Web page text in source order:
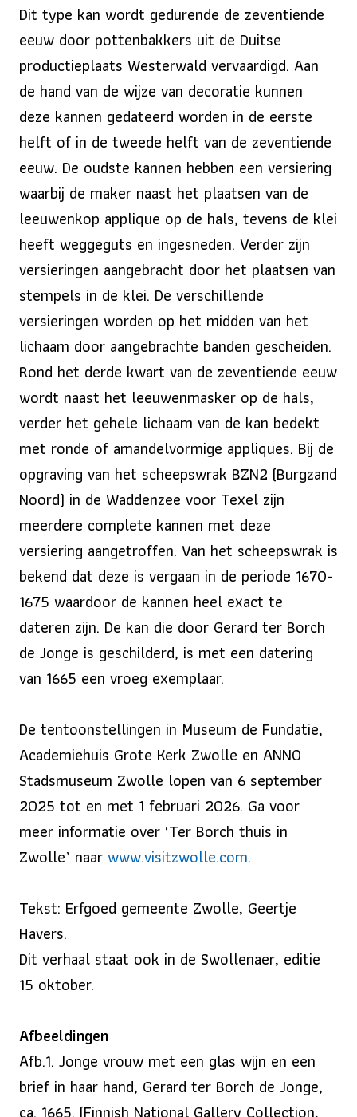
Dit type kan wordt gedurende de zeventiende
eeuw door pottenbakkers uit de Duitse
productieplaats Westerwald vervaardigd. Aan
de hand van de wijze van decoratie kunnen
deze kannen gedateerd worden in de eerste
helft of in de tweede helft van de zeventiende
eeuw. De oudste kannen hebben een versiering
waarbij de maker naast het plaatsen van de
leeuwenkop applique op de hals, tevens de klei
heeft weggeguts en ingesneden. Verder zijn
versieringen aangebracht door het plaatsen van
stempels in de klei. De verschillende
versieringen worden op het midden van het
lichaam door aangebrachte banden gescheiden.
Rond het derde kwart van de zeventiende eeuw
wordt naast het leeuwenmasker op de hals,
verder het gehele lichaam van de kan bedekt
met ronde of amandelvormige appliques. Bij de
opgraving van het scheepswrak BZN2 (Burgzand
Noord) in de Waddenzee voor Texel zijn
meerdere complete kannen met deze
versiering aangetroffen. Van het scheepswrak is
bekend dat deze is vergaan in de periode 1670-
1675 waardoor de kannen heel exact te
dateren zijn. De kan die door Gerard ter Borch
de Jonge is geschilderd, is met een datering
van 1665 een vroeg exemplaar.
De tentoonstellingen in Museum de Fundatie,
Academiehuis Grote Kerk Zwolle en ANNO
Stadsmuseum Zwolle lopen van 6 september
2025 tot en met 1 februari 2026. Ga voor
meer informatie over ‘Ter Borch thuis in
Zwolle’ naarwww.visitzwolle.com.
Tekst: Erfgoed gemeente Zwolle, Geertje
Havers.
Dit verhaal staat ook in de Swollenaer, editie
15 oktober.
Afbeeldingen
Afb.1. Jonge vrouw met een glas wijn en een
brief in haar hand, Gerard ter Borch de Jonge,